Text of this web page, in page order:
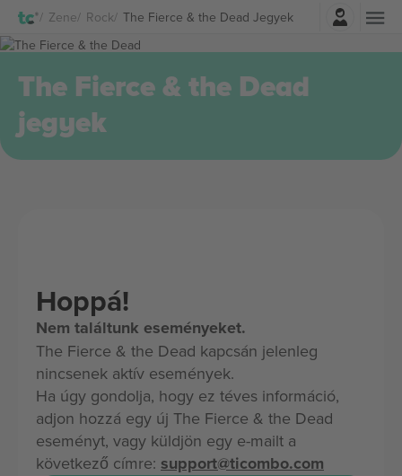
Zene Rock The Fierce & the Dead Jegyek
Belépés
The Fierce & the Dead
jegyek
Hoppá!
Nem találtunk eseményeket.
The Fierce & the Dead kapcsán jelenleg
nincsenek aktív események.
Ha úgy gondolja, hogy ez téves információ,
adjon hozzá egy új The Fierce & the Dead
eseményt, vagy küldjön egy e-mailt a
következő címre: support@ticombo.com